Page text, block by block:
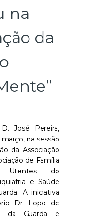
na
da
José Pereira,
na sessão
da Associação
de Família
do
e Saúde
A iniciativa
Dr. Lopo de
da Guarda e